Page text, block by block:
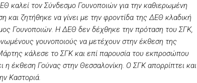
καλεί τον Σύνδεσμο Γουνοποιών για την καθιερωμένη
ζητήθηκε να γίνει με την φροντίδα της ΔΕΘ κλαδική
Γουνοποιών. Η ΔΕΘ δεν δέχθηκε την πρόταση του ΣΓΚ,
γουνοποιούς να μετέχουν στην έκθεση της
κάλεσε το ΣΓΚ και επί παρουσία του εκπροσώπου
η έκθεση Γούνας στην Θεσσαλονίκη. Ο ΣΓΚ απορρίπτει και
Καστοριά.